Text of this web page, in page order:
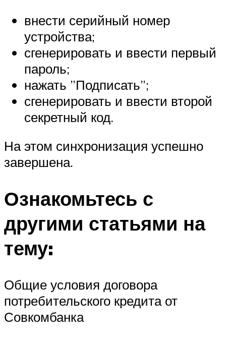
внести серийный номер
устройства;
сгенерировать и ввести первый
пароль;
нажать ”Подписать”;
сгенерировать и ввести второй
секретный код.
На этом синхронизация успешно
завершена.
Ознакомьтесь с
другими статьями на
тему:
Общие условия договора
потребительского кредита от
Совкомбанка